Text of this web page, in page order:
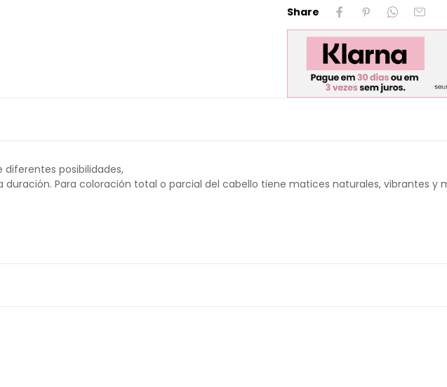
Share
posibilidades,
duración. Para coloración total o parcial del cabello tiene matices naturales, vibrantes y